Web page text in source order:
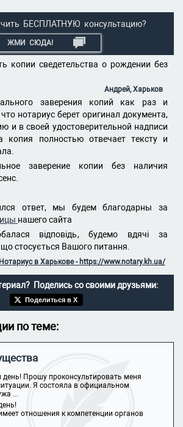
БЕСПЛАТНУЮ консультацию?
ЖМИ СЮДА!
копии сведетельства о рождении без
Андрей, Харьков
заверения копий как раз и
нотариус берет оригинал документа,
и в своей удостоверительной надписи
копия полностью отвечает тексту и
заверение копии без наличия
ответ, мы будем благодарны за
нашего сайта
відповідь, будемо вдячі за
що стосується Вашого питання.
Нотариус в Харькове - https://www.notary.kh.ua/
Поделись со своими друзьями:
Поделиться в X
по теме:
Прошу проконсультировать меня
Я состояла в официальном
...
отношения к компетенции органов